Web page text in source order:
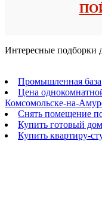
Интересные подборки
Промышленная база
Цена
Комсомольске-на-
Снять помещение
Купить готовый
Купить квартиру-